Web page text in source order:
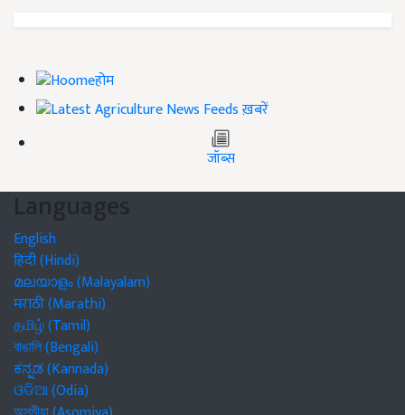
होम
ख़बरें
जॉब्स
Languages
English
हिंदी (Hindi)
മലയാളം (Malayalam)
मराठी (Marathi)
தமிழ் (Tamil)
বাঙালি (Bengali)
ಕನ್ನಡ (Kannada)
ଓଡିଆ (Odia)